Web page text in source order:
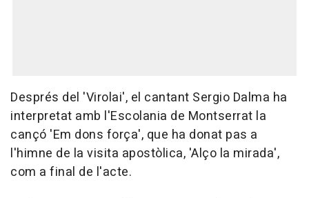
Després del 'Virolai', el cantant Sergio Dalma ha
interpretat amb l'Escolania de Montserrat la
cançó 'Em dons força', que ha donat pas a
l'himne de la visita apostòlica, 'Alço la mirada',
com a final de l'acte.